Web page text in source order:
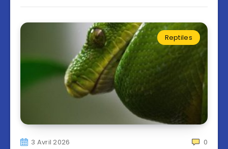
Reptiles
3 Avril 2026 0